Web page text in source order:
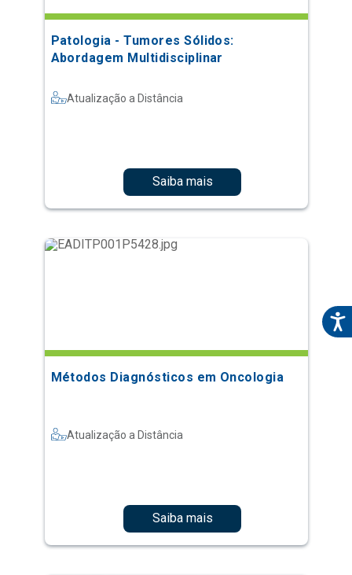
Patologia - Tumores Sólidos:
Abordagem Multidisciplinar
Atualização a Distância
Saiba mais
Métodos Diagnósticos em Oncologia
Atualização a Distância
Saiba mais